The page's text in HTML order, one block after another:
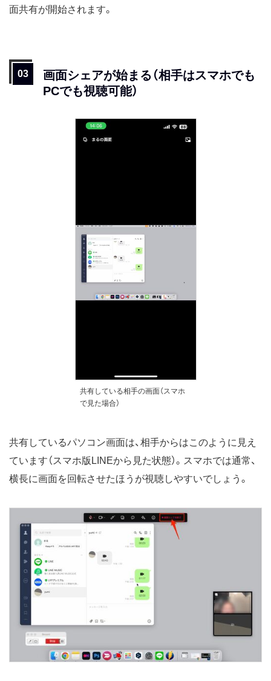
面共有が開始されます。
画面シェアが始まる（相手はスマホでも
PCでも視聴可能）
共有している相手の画面（スマホ
で見た場合）
共有しているパソコン画面は、相手からはこのように見え
ています（スマホ版LINEから見た状態）。スマホでは通常、
横長に画面を回転させたほうが視聴しやすいでしょう。